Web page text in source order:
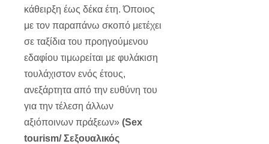
κάθειρξη έως δέκα έτη. Όποιος
με τον παραπάνω σκοπό μετέχει
σε ταξίδια του προηγούμενου
εδαφίου τιμωρείται με φυλάκιση
τουλάχιστον ενός έτους,
ανεξάρτητα από την ευθύνη του
για την τέλεση άλλων
αξιόποινων πράξεων» (Sex
tourism/ Σεξουαλικός